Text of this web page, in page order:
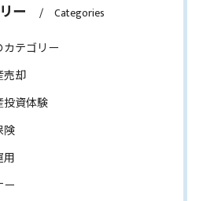
ー Categories
テゴリー
売却
投資体験
険
用
ー